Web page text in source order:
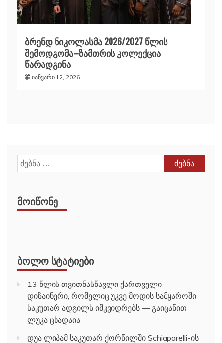
ბრენდ ნიკოლასმა 2026/2027 წლის
შემოდგომა–ზამთრის კოლექცია
წარადგინა
იანვარი 12, 2026
ძებნა:
ᲛᲝᲘᲬᲝᲜᲔ
ᲑᲝᲚᲝ ᲡᲢᲐᲢᲘᲔᲑᲘ
13 წლის თვითნასწავლი ქართველი
დიზაინერი, რომელიც უკვე მოდის სამყაროში
საკუთარ ადგილს იმკვიდრებს — გაიცანით
ლუკა ცხადაია
დუა ლიპამ საკუთარ ქორწილში Schiaparelli-ის